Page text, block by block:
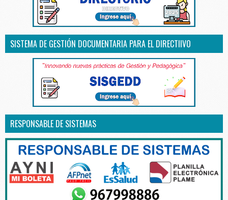
SISTEMA DE GESTIÓN DOCUMENTARIA PARA EL DIRECTIIVO
RESPONSABLE DE SISTEMAS